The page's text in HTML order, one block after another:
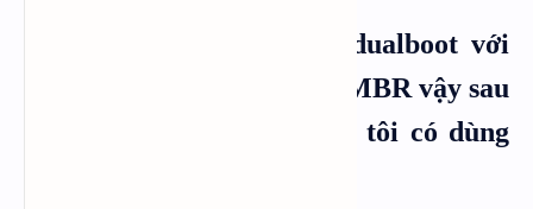
Tôi đang dùng Windows dualboot với
Linux trên Legacy ổ cứng MBR vậy sau
khi chuyển đổi sang UEFI tôi có dùng